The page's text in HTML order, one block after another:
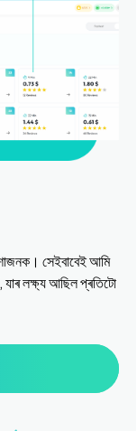
সেইবাবেই আমি
যাৰ লক্ষ্য আছিল প্ৰতিটো